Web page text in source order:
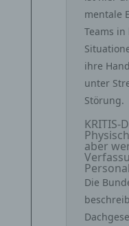
mentale
Teams
ihre
unter
Störung.
KRITIS-
aber
Die